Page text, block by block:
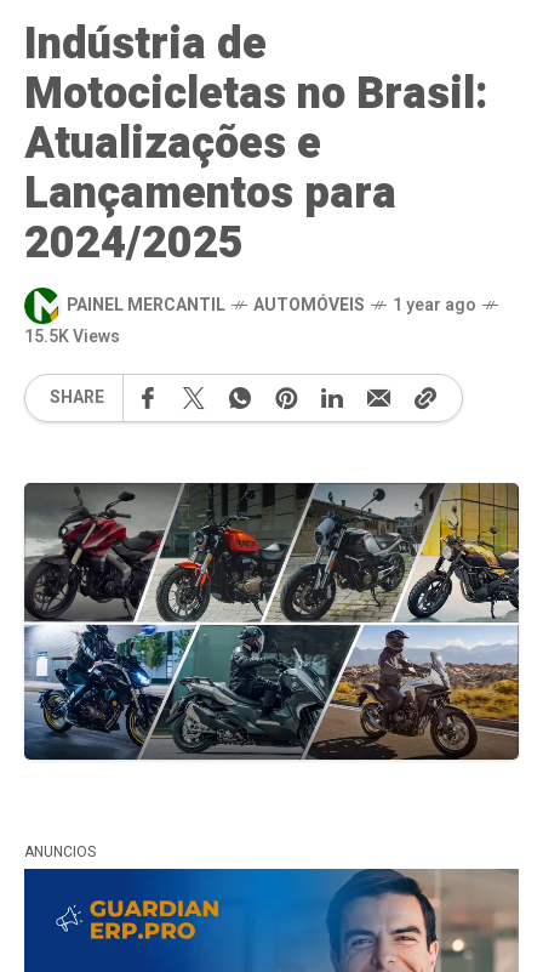
Indústria de
Motocicletas no Brasil:
Atualizações e
Lançamentos para
2024/2025
PAINEL MERCANTIL AUTOMÓVEIS
1 year ago
15.5K Views
SHARE
ANUNCIOS